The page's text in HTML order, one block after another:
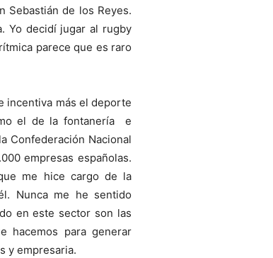
Sebastián de los Reyes.
Yo decidí jugar al rugby
parece que es raro
incentiva más el deporte
el de la fontanería e
Confederación Nacional
empresas españolas.
me hice cargo de la
Nunca me he sentido
en este sector son las
hacemos para generar
y empresaria.